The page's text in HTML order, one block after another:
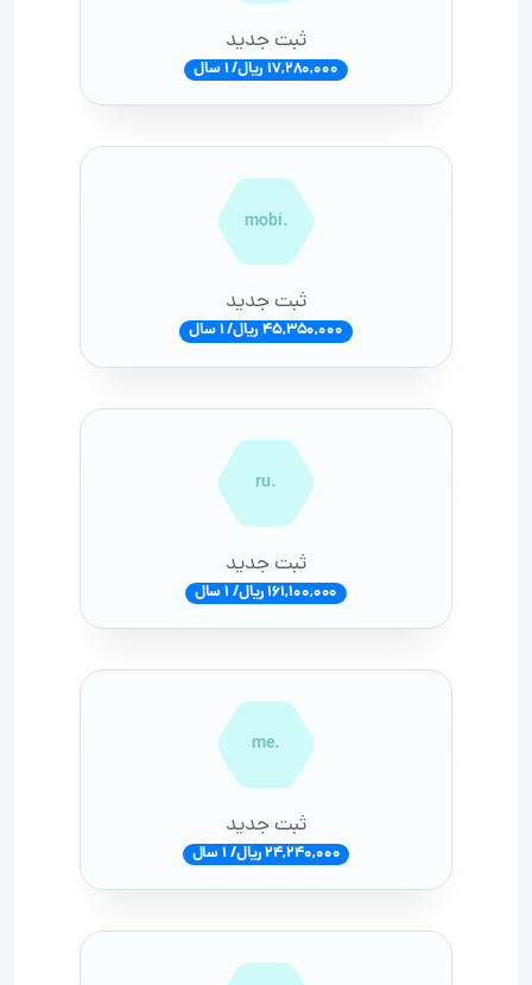
ثبت جدید
17,280,000 ریال/ 1 سال
.mobi
ثبت جدید
45,350,000 ریال/ 1 سال
.ru
ثبت جدید
161,100,000 ریال/ 1 سال
.me
ثبت جدید
24,240,000 ریال/ 1 سال